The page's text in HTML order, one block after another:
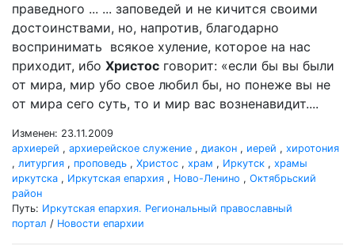
праведного ... ... заповедей и не кичится своими
достоинствами, но, напротив, благодарно
воспринимать всякое хуление, которое на нас
приходит, ибо Христос говорит: «если бы вы были
от мира, мир убо свое любил бы, но понеже вы не
от мира сего суть, то и мир вас возненавидит....
Изменен: 23.11.2009
архиерей , архиерейское служение , диакон , иерей , хиротония
, литургия , проповедь , Христос , храм , Иркутск , храмы
иркутска , Иркутская епархия , Ново-Ленино , Октябрьский
район
Путь: Иркутская епархия. Региональный православный
портал / Новости епархии